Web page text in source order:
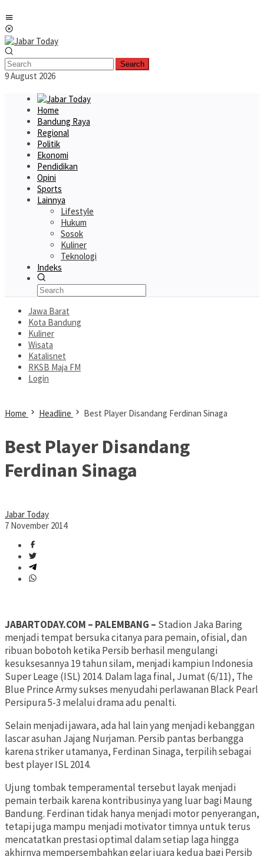
to
content
Search
9 August 2026
Home
Bandung Raya
Regional
Politik
Ekonomi
Pendidikan
Opini
Sports
Lainnya
Lifestyle
Hukum
Sosok
Kuliner
Teknologi
Indeks
Jawa Barat
Kota Bandung
Kuliner
Wisata
Katalisnet
RKSB Maja FM
Login
Home Headline Best Player Disandang Ferdinan Sinaga
Best Player Disandang
Ferdinan Sinaga
Jabar Today
7 November 2014
JABARTODAY.COM – PALEMBANG – Stadion Jaka Baring
menjadi tempat bersuka citanya para pemain, ofisial, dan
ribuan bobotoh ketika Persib berhasil mengulangi
kesuksesannya 19 tahun silam, menjadi kampiun Indonesia
Super Leage (ISL) 2014. Dalam laga final, Jumat (6/11), The
Blue Prince Army sukses menyudahi perlawanan Black Pearl
Persipura 5-3 melalui drama adu penalti.
Selain menjadi jawara, ada hal lain yang menjadi kebanggan
lascar asuhan Jajang Nurjaman. Persib pantas berbangga
karena striker utamanya, Ferdinan Sinaga, terpilih sebagai
best player ISL 2014.
Ujung tombak temperamental tersebut layak menjadi
pemain terbaik karena kontribusinya yang luar bagi Maung
Bandung. Ferdinan tidak hanya menjadi motor penyerangan,
tetapi juga mampu menjadi motivator timnya untuk terus
mencatatkan prestasi optimal dalam setiap laga hingga
akhirnya mempersembahkan gelar juara kedua bagi Persib